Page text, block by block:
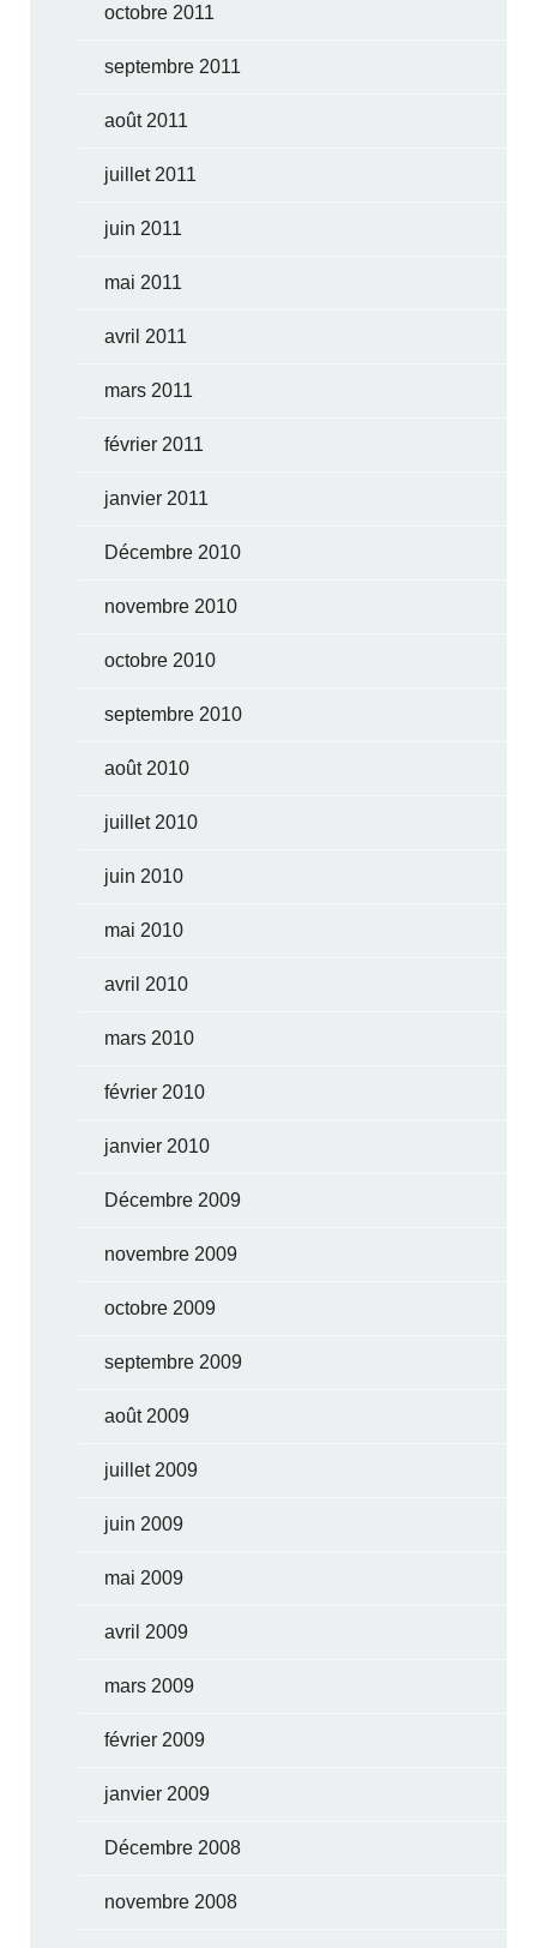
octobre 2011
septembre 2011
août 2011
juillet 2011
juin 2011
mai 2011
avril 2011
mars 2011
février 2011
janvier 2011
Décembre 2010
novembre 2010
octobre 2010
septembre 2010
août 2010
juillet 2010
juin 2010
mai 2010
avril 2010
mars 2010
février 2010
janvier 2010
Décembre 2009
novembre 2009
octobre 2009
septembre 2009
août 2009
juillet 2009
juin 2009
mai 2009
avril 2009
mars 2009
février 2009
janvier 2009
Décembre 2008
novembre 2008